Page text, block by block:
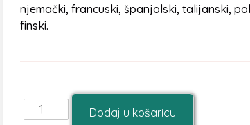
njemački, francuski, španjolski, talijanski,
finski.
Dodaj u košaricu